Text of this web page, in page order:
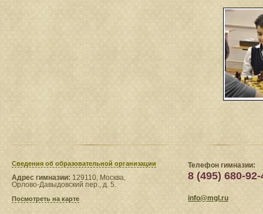
Сведения​ об образовательной организации
Адрес гимназии: 129110, Москва,
Орлово-Давыдовский пер., д. 5.
Посмотреть на карте
Телефон гимназии:
8 (495) 680-92-
info@mgl.ru